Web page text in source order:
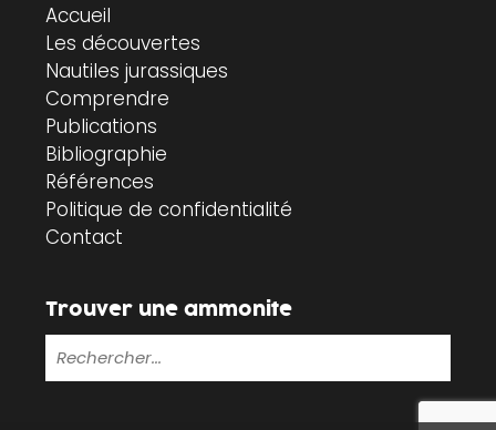
Accueil
Les découvertes
Nautiles jurassiques
Comprendre
Publications
Bibliographie
Références
Politique de confidentialité
Contact
Trouver une ammonite